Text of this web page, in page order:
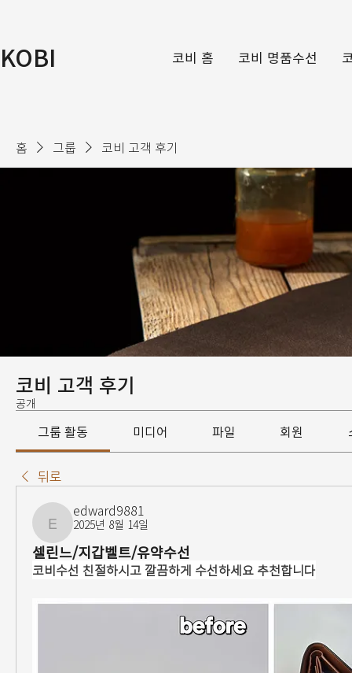
KOBI 코비 홈 코비 명품수선
홈 그룹 코비 고객 후기
코비 고객 후기
공개
그룹 활동 미디어 파일 회원
뒤로
edward9881
edward9881
2025년 8월 14일
셀린느/지갑벨트/유약수선
코비수선 친절하시고 깔끔하게 수선하세요 추천합니다